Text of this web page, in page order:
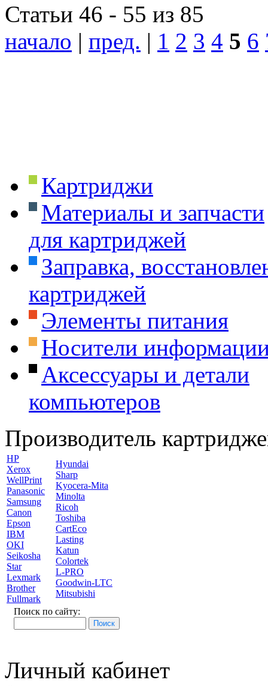
Статьи 46 - 55 из 85
начало | пред. | 1 2 3 4 5 6
Картриджи
Материалы и запчасти
для картриджей
Заправка,
картриджей
Элементы питания
Носители
Аксессуары и детали
компьютеров
Производитель
HP
Xerox
WellPrint
Panasonic
Samsung
Canon
Epson
IBM
OKI
Seikosha
Star
Lexmark
Brother
Fullmark
Hyundai
Sharp
Kyocera-Mita
Minolta
Ricoh
Toshiba
CartEco
Lasting
Katun
Colortek
L-PRO
Goodwin-LTC
Mitsubishi
Поиск по сайту:
Личный кабинет